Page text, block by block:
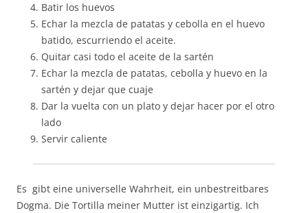
Batir los huevos
Echar la mezcla de patatas y cebolla en el huevo
batido, escurriendo el aceite.
Quitar casi todo el aceite de la sartén
Echar la mezcla de patatas, cebolla y huevo en la
sartén y dejar que cuaje
Dar la vuelta con un plato y dejar hacer por el otro
lado
Servir caliente
Es gibt eine universelle Wahrheit, ein unbestreitbares
Dogma. Die Tortilla meiner Mutter ist einzigartig. Ich